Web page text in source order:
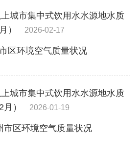
城市集中式饮用水水源地水质
）
2026-02-17
区环境空气质量状况
城市集中式饮用水水源地水质
）
2026-01-19
市区环境空气质量状况